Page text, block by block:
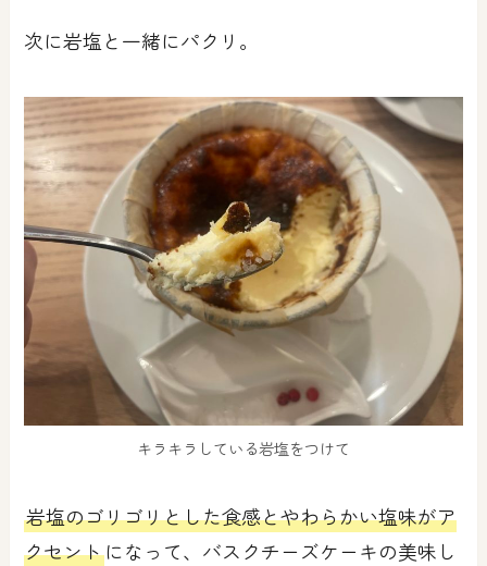
次に岩塩と一緒にパクリ。
キラキラしている岩塩をつけて
岩塩のゴリゴリとした食感とやわらかい塩味がア
クセントになって、バスクチーズケーキの美味し